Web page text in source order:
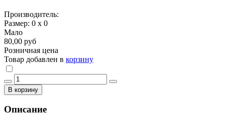
Производитель:
Размер: 0 х 0
Мало
80,00 руб
Розничная цена
Товар добавлен в корзину
В корзину
Описание